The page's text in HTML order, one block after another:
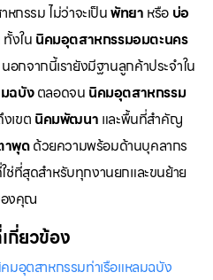
หกรรม ไม่ว่าจะเป็นพัทยา หรือ บ่อ
งใน นิคมอุตสาหกรรมอมตะนคร
นอกจากนี้เรายังมีฐานลูกค้าประจำใน
ฉบังตลอดจน นิคมอุตสาหกรรม
เขต นิคมพัฒนา และพื้นที่สำคัญ
าพุดด้วยความพร้อมด้านบุคลากร
ช่ที่สุดสำหรับทุกงานยกและขนย้าย
งคุณ
กี่ยวข้อง
มอุตสาหกรรมท่าเรือแหลมฉบัง